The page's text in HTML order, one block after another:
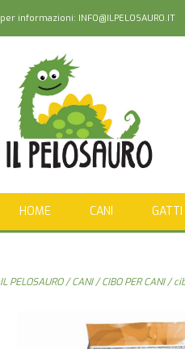
per informazioni: INFO@ILPELOSAURO.IT
HOME CANI GATTI
IL PELOSAURO/CANI/CIBO PER CANI/